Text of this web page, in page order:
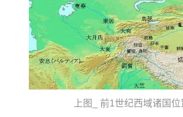
上图_ 前1世纪西域诸国位